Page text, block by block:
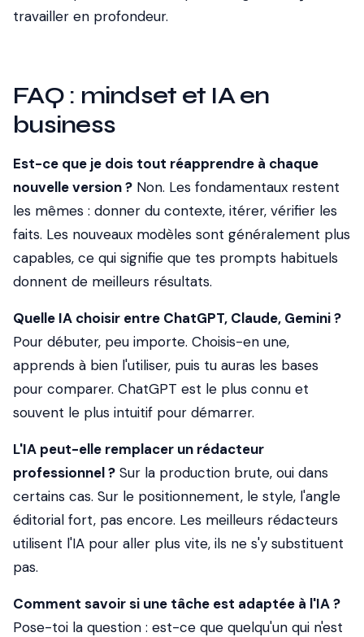
travailler en profondeur.
FAQ : mindset et IA en
business
Est-ce que je dois tout réapprendre à chaque
nouvelle version ? Non. Les fondamentaux restent
les mêmes : donner du contexte, itérer, vérifier les
faits. Les nouveaux modèles sont généralement plus
capables, ce qui signifie que tes prompts habituels
donnent de meilleurs résultats.
Quelle IA choisir entre ChatGPT, Claude, Gemini ?
Pour débuter, peu importe. Choisis-en une,
apprends à bien l'utiliser, puis tu auras les bases
pour comparer. ChatGPT est le plus connu et
souvent le plus intuitif pour démarrer.
L'IA peut-elle remplacer un rédacteur
professionnel ? Sur la production brute, oui dans
certains cas. Sur le positionnement, le style, l'angle
éditorial fort, pas encore. Les meilleurs rédacteurs
utilisent l'IA pour aller plus vite, ils ne s'y substituent
pas.
Comment savoir si une tâche est adaptée à l'IA ?
Pose-toi la question : est-ce que quelqu'un qui n'est